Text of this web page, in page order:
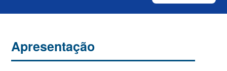
Apresentação